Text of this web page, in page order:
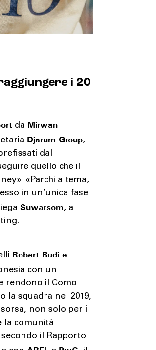
i 20
da Mirwan
Djarum Group,
dal
quello che il
«Parchi a tema,
in un’unica fase.
Suwarsom, a
Robert Budi e
con un
rendono il Como
la squadra nel 2019,
non solo per i
la comunità
il Rapporto